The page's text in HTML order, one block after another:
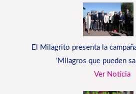
El Milagrito presenta la
‘Milagros que pueden
Ver Noticia